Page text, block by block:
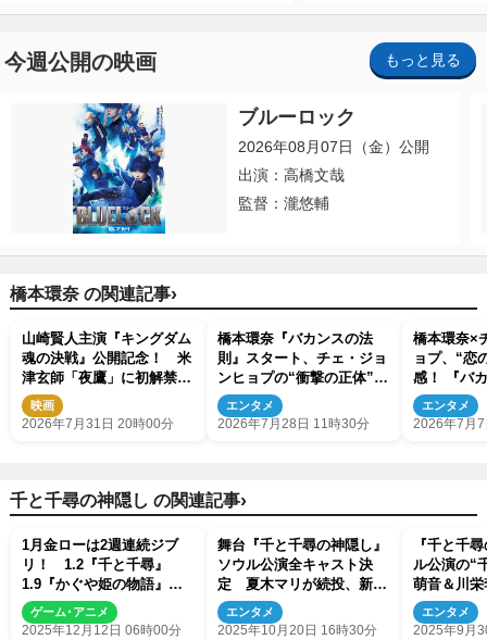
今週公開の映画 もっと見る
ブルーロック
2026年08月07日（金）公開
出演：高橋文哉
監督：瀧悠輔
橋本環奈 の関連記事›
山崎賢人主演『キングダム
魂の決戦』公開記念！ 米
津玄師「夜鷹」に初解禁の
本編映像を使用したPV到
着
映画
2026年7月31日 20時00分
橋本環奈『バカンスの法
則』スタート、チェ・ジョ
ンヒョプの“衝撃の正体”判
明！（ネタバレあり）
エンタメ
2026年7月28日 11時30分
橋本環奈×
ョプ、“恋
感！ 『バ
面写真5点
ュー到着
エンタメ
2026年7月
千と千尋の神隠し の関連記事›
1月金ローは2週連続ジブ
リ！ 1.2『千と千尋』
1.9『かぐや姫の物語』放
送決定
ゲーム･アニメ
2025年12月12日 06時00分
舞台『千と千尋の神隠し』
ソウル公演全キャスト決
定 夏木マリが続投、新キ
ャストに阿久津仁愛＆高橋
ひとみ
エンタメ
2025年10月20日 16時30分
『千と千
ル公演の“
萌音＆川
韓国版メ
禁
エンタメ
2025年9月